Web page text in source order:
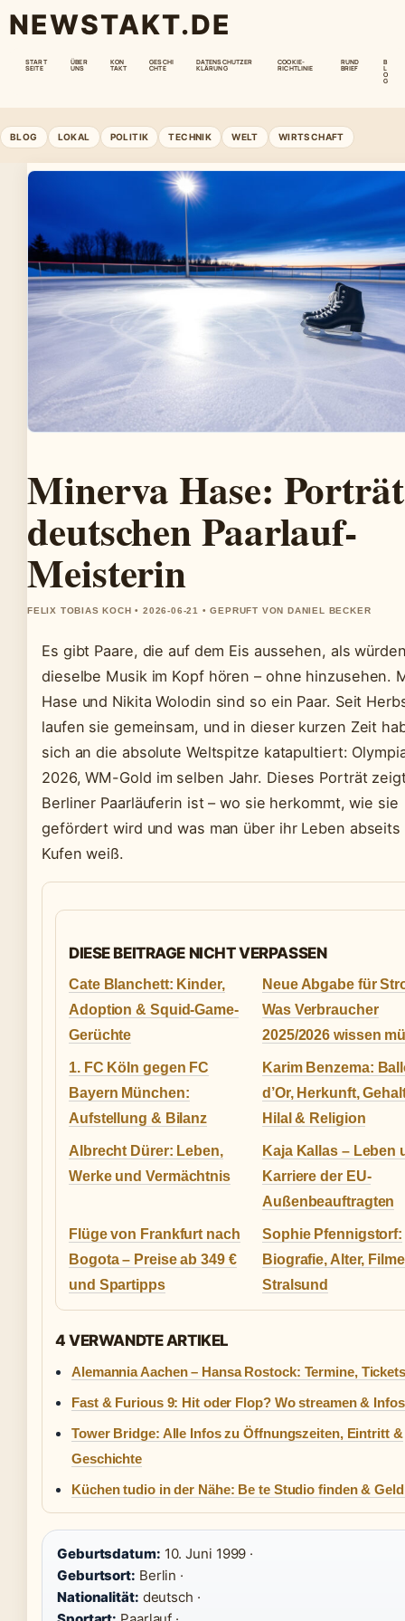
NEWSTAKT.DE
START
SEITE
ÜBER
UNS
KON
TAKT
GESCHI
CHTE
DATENSCHUTZER
KLÄRUNG
COOKIE-
RICHTLINIE
RUND
BRIEF
B
L
O
G
BLOG LOKAL POLITIK TECHNIK WELT WIRTSCHAFT
Minerva Hase:
deutschen Paarlauf-
Meisterin
FELIX TOBIAS KOCH • 2026-06-21 • GEPRUFT VON DANIEL BECKER
Es gibt Paare, die auf dem Eis aussehen, als
dieselbe Musik im Kopf hören – ohne hinzusehen.
Hase und Nikita Wolodin sind so ein Paar. Seit
laufen sie gemeinsam, und in dieser kurzen Zeit
sich an die absolute Weltspitze katapultiert:
2026, WM-Gold im selben Jahr. Dieses Porträt
Berliner Paarläuferin ist – wo sie herkommt, wie sie
gefördert wird und was man über ihr Leben abseits
Kufen weiß.
DIESE BEITRAGE NICHT VERPASSEN
Cate Blanchett: Kinder,
Adoption & Squid-Game-
Gerüchte
Neue Abgabe für
Was Verbraucher
2025/2026 wissen
1. FC Köln gegen FC
Bayern München:
Aufstellung & Bilanz
Karim Benzema:
d’Or, Herkunft,
Hilal & Religion
Albrecht Dürer: Leben,
Werke und Vermächtnis
Kaja Kallas – Leben
Karriere der EU-
Außenbeauftragten
Flüge von Frankfurt nach
Bogota – Preise ab 349 €
und Spartipps
Sophie Pfennigstorf:
Biografie, Alter,
Stralsund
4 VERWANDTE ARTIKEL
Alemannia Aachen – Hansa Rostock: Termine,
Fast & Furious 9: Hit oder Flop? Wo streamen & Infos
Tower Bridge: Alle Infos zu Öffnungszeiten, Eintritt &
Geschichte
Küchen tudio in der Nähe: Be te Studio finden &
Geburtsdatum: 10. Juni 1999 ·
Geburtsort: Berlin ·
Nationalität: deutsch ·